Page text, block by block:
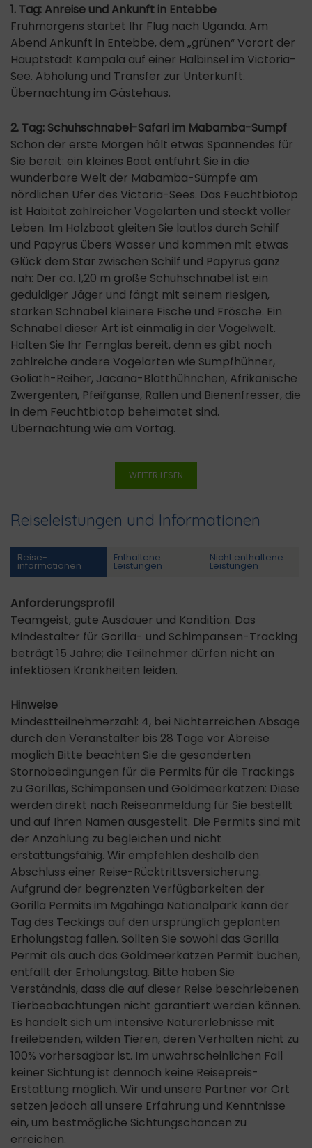
1. Tag: Anreise und Ankunft in Entebbe
Frühmorgens startet Ihr Flug nach Uganda. Am
Abend Ankunft in Entebbe, dem „grünen“ Vorort der
Hauptstadt Kampala auf einer Halbinsel im Victoria-
See. Abholung und Transfer zur Unterkunft.
Übernachtung im Gästehaus.
2. Tag: Schuhschnabel-Safari im Mabamba-Sumpf
Schon der erste Morgen hält etwas Spannendes für
Sie bereit: ein kleines Boot entführt Sie in die
wunderbare Welt der Mabamba-Sümpfe am
nördlichen Ufer des Victoria-Sees. Das Feuchtbiotop
ist Habitat zahlreicher Vogelarten und steckt voller
Leben. Im Holzboot gleiten Sie lautlos durch Schilf
und Papyrus übers Wasser und kommen mit etwas
Glück dem Star zwischen Schilf und Papyrus ganz
nah: Der ca. 1,20 m große Schuhschnabel ist ein
geduldiger Jäger und fängt mit seinem riesigen,
starken Schnabel kleinere Fische und Frösche. Ein
Schnabel dieser Art ist einmalig in der Vogelwelt.
Halten Sie Ihr Fernglas bereit, denn es gibt noch
zahlreiche andere Vogelarten wie Sumpfhühner,
Goliath-Reiher, Jacana-Blatthühnchen, Afrikanische
Zwergenten, Pfeifgänse, Rallen und Bienenfresser, die
in dem Feuchtbiotop beheimatet sind.
Übernachtung wie am Vortag.
WEITER LESEN
Reiseleistungen und Informationen
Reise­
informationen
Enthaltene
Leistungen
Nicht enthaltene
Leistungen
Anforderungsprofil
Teamgeist, gute Ausdauer und Kondition. Das
Mindestalter für Gorilla- und Schimpansen-Tracking
beträgt 15 Jahre; die Teilnehmer dürfen nicht an
infektiösen Krankheiten leiden.
Hinweise
Mindestteilnehmerzahl: 4, bei Nichterreichen Absage
durch den Veranstalter bis 28 Tage vor Abreise
möglich Bitte beachten Sie die gesonderten
Stornobedingungen für die Permits für die Trackings
zu Gorillas, Schimpansen und Goldmeerkatzen: Diese
werden direkt nach Reiseanmeldung für Sie bestellt
und auf Ihren Namen ausgestellt. Die Permits sind mit
der Anzahlung zu begleichen und nicht
erstattungsfähig. Wir empfehlen deshalb den
Abschluss einer Reise-Rücktrittsversicherung.
Aufgrund der begrenzten Verfügbarkeiten der
Gorilla Permits im Mgahinga Nationalpark kann der
Tag des Teckings auf den ursprünglich geplanten
Erholungstag fallen. Sollten Sie sowohl das Gorilla
Permit als auch das Goldmeerkatzen Permit buchen,
entfällt der Erholungstag. Bitte haben Sie
Verständnis, dass die auf dieser Reise beschriebenen
Tierbeobachtungen nicht garantiert werden können.
Es handelt sich um intensive Naturerlebnisse mit
freilebenden, wilden Tieren, deren Verhalten nicht zu
100% vorhersagbar ist. Im unwahrscheinlichen Fall
keiner Sichtung ist dennoch keine Reisepreis-
Erstattung möglich. Wir und unsere Partner vor Ort
setzen jedoch all unsere Erfahrung und Kenntnisse
ein, um bestmögliche Sichtungschancen zu
erreichen.